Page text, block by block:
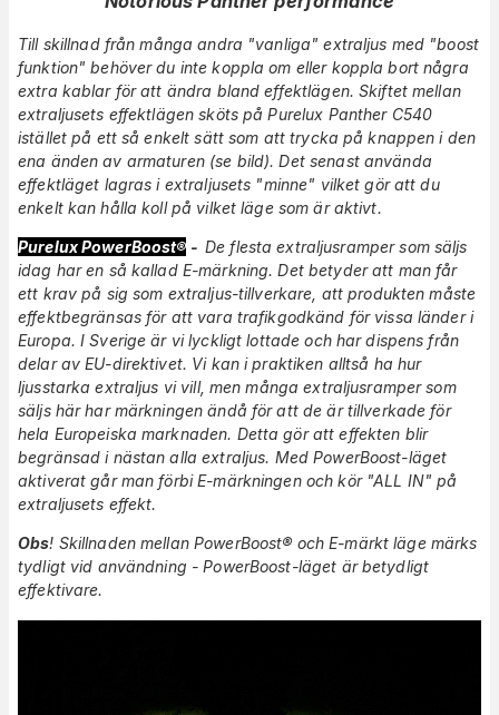
Till skillnad från många andra "vanliga" extraljus med "boost
funktion" behöver du inte koppla om eller koppla bort några
extra kablar för att ändra bland effektlägen. Skiftet mellan
extraljusets effektlägen sköts på Purelux Panther C540
istället på ett så enkelt sätt som att trycka på knappen i den
ena änden av armaturen (se bild). Det senast använda
effektläget lagras i extraljusets "minne" vilket gör att du
enkelt kan hålla koll på vilket läge som är aktivt.
Purelux PowerBoost® - De flesta extraljusramper som säljs
idag har en så kallad E-märkning. Det betyder att man får
ett krav på sig som extraljus-tillverkare, att produkten måste
effektbegränsas för att vara trafikgodkänd för vissa länder i
Europa. I Sverige är vi lyckligt lottade och har dispens från
delar av EU-direktivet. Vi kan i praktiken alltså ha hur
ljusstarka extraljus vi vill, men många extraljusramper som
säljs här har märkningen ändå för att de är tillverkade för
hela Europeiska marknaden. Detta gör att effekten blir
begränsad i nästan alla extraljus. Med PowerBoost-läget
aktiverat går man förbi E-märkningen och kör "ALL IN" på
extraljusets effekt.
Obs! Skillnaden mellan PowerBoost® och E-märkt läge märks
tydligt vid användning - PowerBoost-läget är betydligt
effektivare.